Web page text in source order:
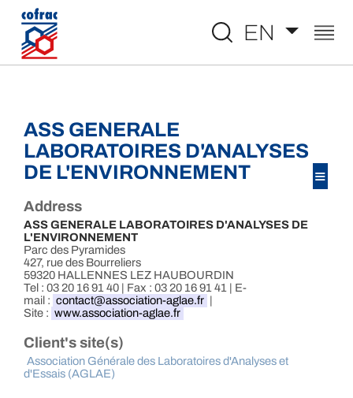
Aller au contenu
EN
ASS GENERALE
LABORATOIRES D'ANALYSES
DE L'ENVIRONNEMENT
≡
Address
ASS GENERALE LABORATOIRES D'ANALYSES DE
L'ENVIRONNEMENT
Parc des Pyramides
427, rue des Bourreliers
59320 HALLENNES LEZ HAUBOURDIN
Tel : 03 20 16 91 40 | Fax : 03 20 16 91 41 | E-
mail : contact@association-aglae.fr |
Site : www.association-aglae.fr
Client's site(s)
Association Générale des Laboratoires d'Analyses et
d'Essais (AGLAE)